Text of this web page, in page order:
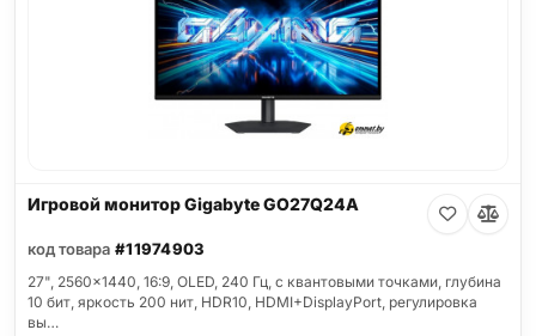
Игровой монитор Gigabyte GO27Q24A
код товара #11974903
27", 2560x1440, 16:9, OLED, 240 Гц, c квантовыми точками, глубина
10 бит, яркость 200 нит, HDR10, HDMI+DisplayPort, регулировка
вы…